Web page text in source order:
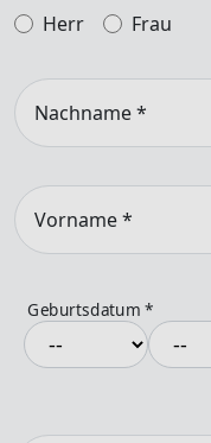
Herr
Frau
Nachname*
Vorname*
Geburtsdatum*